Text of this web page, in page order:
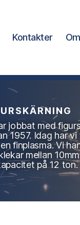
Kontakter
jobbat med
1957. Idag har
finplasma. Vi
mellan
på 12 ton.